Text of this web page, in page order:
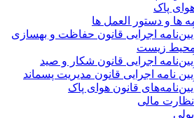
پاک
ها و دستور العمل ها
آیین‌نامه اجرایی قانون حفاظت و بهسازی
زیست
آیین‌نامه اجرایی قانون شکار و صید
آیین نامه اجرایی قانون مدیریت پسماند
آیین‌نامه‌های قانون هوای پاک
نظارت مالی